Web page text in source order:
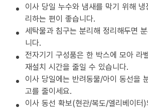
이사 당일 누수와 냄새를 막기 위해
리하는 편이 좋습니다.
세탁물과 침구는 분리해 정리해두면
니다.
전자기기 구성품은 한 박스에 모아 라
재설치 시간을 줄일 수 있습니다.
이사 당일에는 반려동물/아이 동선을
고를 줄이세요.
이사 동선 확보(현관/복도/엘리베이터